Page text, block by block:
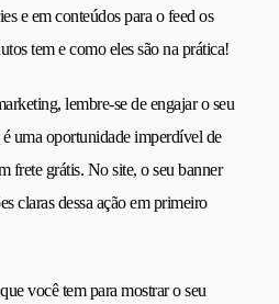
e em conteúdos para o feed os
tem e como eles são na prática!
lembre-se de engajar o seu
uma oportunidade imperdível de
frete grátis. No site, o seu banner
claras dessa ação em primeiro
você tem para mostrar o seu